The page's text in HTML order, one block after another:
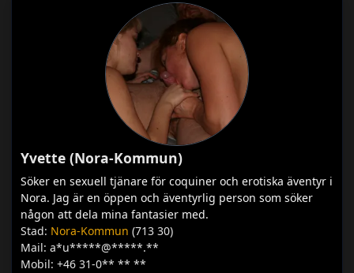
Yvette (Nora-Kommun)
Söker en sexuell tjänare för coquiner och erotiska äventyr i
Nora. Jag är en öppen och äventyrlig person som söker
någon att dela mina fantasier med.
Stad: Nora-Kommun (713 30)
Mail: a*u*****@*****.**
Mobil: +46 31-0** ** **